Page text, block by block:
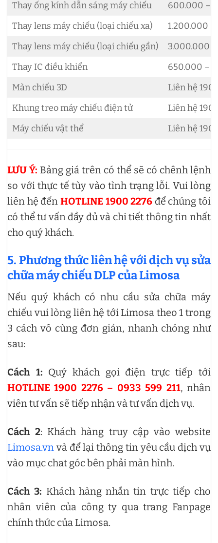
Thay ống kính dẫn sáng máy chiếu
600.000 –
Thay lens máy chiếu (loại chiếu xa)
1.200.000
Thay lens máy chiếu (loại chiếu gần)
3.000.000
Thay IC điều khiển
650.000 –
Màn chiếu 3D
Liên hệ
Khung treo máy chiếu điện tử
Liên hệ
Máy chiếu vật thể
Liên hệ
LƯU Ý: Bảng giá trên có thể sẽ có chênh lệnh
so với thực tế tùy vào tình trạng lỗi. Vui lòng
liên hệ đến HOTLINE 1900 2276 để chúng tôi
có thể tư vấn đầy đủ và chi tiết thông tin nhất
cho quý khách.
5. Phương thức liên hệ với dịch vụ sửa
chữa máy chiếu DLP của Limosa
Nếu quý khách có nhu cầu sửa chữa máy
chiếu vui lòng liên hệ tới Limosa theo 1 trong
3 cách vô cùng đơn giản, nhanh chóng như
sau:
Cách 1: Quý khách gọi điện trực tiếp tới
HOTLINE 1900 2276 – 0933 599 211, nhân
viên tư vấn sẽ tiếp nhận và tư vấn dịch vụ.
Cách 2: Khách hàng truy cập vào website
Limosa.vn và để lại thông tin yêu cầu dịch vụ
vào mục chat góc bên phải màn hình.
Cách 3: Khách hàng nhắn tin trực tiếp cho
nhân viên của công ty qua trang Fanpage
chính thức của Limosa.